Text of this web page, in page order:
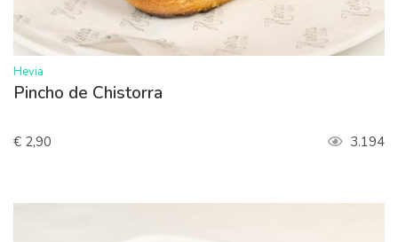
>
Hevia
Pincho de Chistorra
€ 2,90 3.194